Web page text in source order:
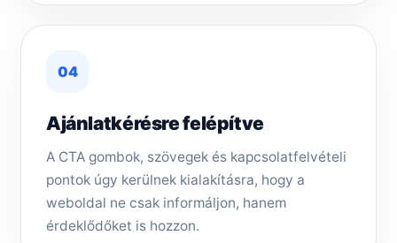
04
Ajánlatkérésre felépítve
A CTA gombok, szövegek és kapcsolatfelvételi
pontok úgy kerülnek kialakításra, hogy a
weboldal ne csak informáljon, hanem
érdeklődőket is hozzon.